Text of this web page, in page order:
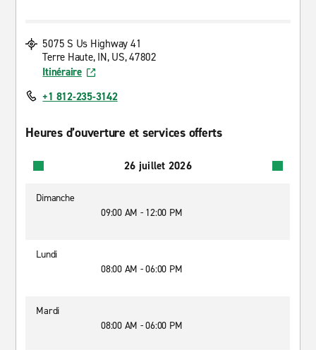
5075 S Us Highway 41
Terre Haute, IN, US, 47802
Itinéraire
+1 812-235-3142
Heures d’ouverture et services offerts
26 juillet 2026
Dimanche
09:00 AM - 12:00 PM
Lundi
08:00 AM - 06:00 PM
Mardi
08:00 AM - 06:00 PM